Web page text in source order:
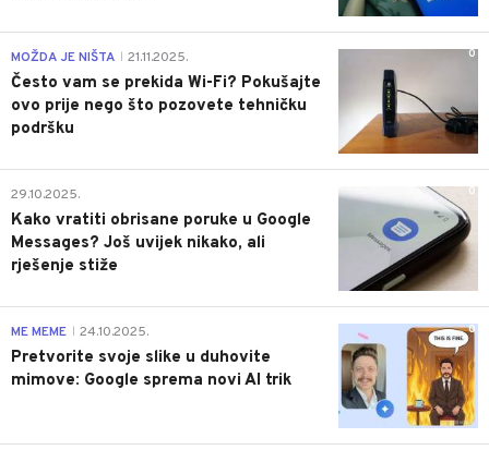
0
MOŽDA JE NIŠTA 21.11.2025.
Često vam se prekida Wi-Fi? Pokušajte
ovo prije nego što pozovete tehničku
podršku
0
29.10.2025.
Kako vratiti obrisane poruke u Google
Messages? Još uvijek nikako, ali
rješenje stiže
0
ME MEME 24.10.2025.
Pretvorite svoje slike u duhovite
mimove: Google sprema novi AI trik